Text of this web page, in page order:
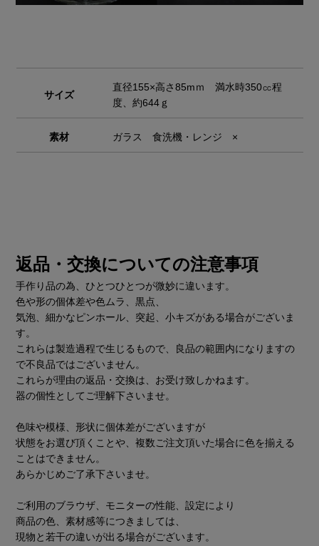
サイズ
直径155×高さ85mｍ 満水時350㏄程
度、約644ｇ
素材 ガラス 食洗機・レンジ ×
返品・交換についての注意事項
手作り品の為、ひとつひとつが微妙に違います。
色や形の個体差や色ムラ、黒点、
気泡、細かなピンホール、突起、小キズがある場合がございま
す。
これらは製造過程で生じるもので、良品の範囲内になりますの
で不良品ではございません。
これらが理由の返品・交換は、お受け致しかねます。
器の個性としてご理解下さいませ。
色味や模様、形状に個体差がございますが
状態をお選び頂くことや、複数ご注文頂いた場合に色を揃える
ことはできません。
あらかじめご了承下さいませ。
ご利用のブラウザ、モニターの性能、設定により
商品の色、素材感等につきましては、
現物と若干の違いが出る場合がございます。